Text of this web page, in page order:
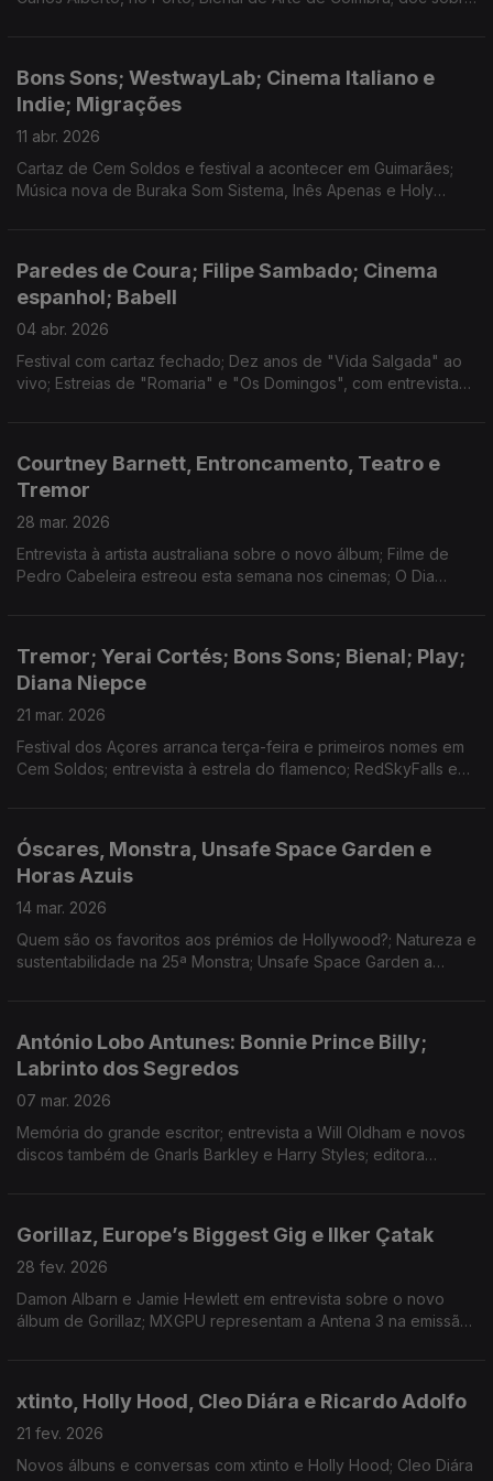
Bons Sons; WestwayLab; Cinema Italiano e
Indie; Migrações
11 abr. 2026
Cartaz de Cem Soldos e festival a acontecer em Guimarães;
Música nova de Buraka Som Sistema, Inês Apenas e Holy
Paredes de Coura; Filipe Sambado; Cinema
espanhol; Babell
04 abr. 2026
Festival com cartaz fechado; Dez anos de "Vida Salgada" ao
vivo; Estreias de "Romaria" e "Os Domingos", com entrevistas
Courtney Barnett, Entroncamento, Teatro e
Tremor
28 mar. 2026
Entrevista à artista australiana sobre o novo álbum; Filme de
Pedro Cabeleira estreou esta semana nos cinemas; O Dia
Tremor; Yerai Cortés; Bons Sons; Bienal; Play;
Diana Niepce
21 mar. 2026
Festival dos Açores arranca terça-feira e primeiros nomes em
Cem Soldos; entrevista à estrela do flamenco; RedSkyFalls em
Óscares, Monstra, Unsafe Space Garden e
Horas Azuis
14 mar. 2026
Quem são os favoritos aos prémios de Hollywood?; Natureza e
sustentabilidade na 25ª Monstra; Unsafe Space Garden a
António Lobo Antunes: Bonnie Prince Billy;
Labrinto dos Segredos
07 mar. 2026
Memória do grande escritor; entrevista a Will Oldham e novos
discos também de Gnarls Barkley e Harry Styles; editora
Gorillaz, Europe’s Biggest Gig e Ilker Çatak
28 fev. 2026
Damon Albarn e Jamie Hewlett em entrevista sobre o novo
álbum de Gorillaz; MXGPU representam a Antena 3 na emissão
xtinto, Holly Hood, Cleo Diára e Ricardo Adolfo
21 fev. 2026
Novos álbuns e conversas com xtinto e Holly Hood; Cleo Diára